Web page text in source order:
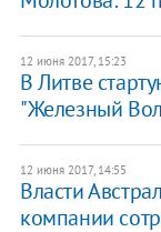
12 июня 2017, 15:23
В Литве
"Железный
12 июня 2017, 14:55
Власти
компании